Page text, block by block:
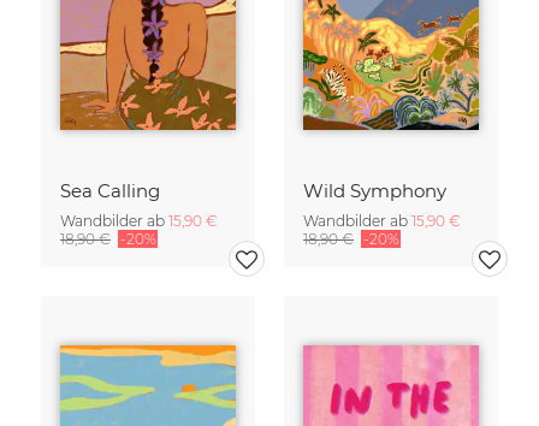
Sea Calling
Wandbilder ab 15,90 €
18,90 € -20%
Wild Symphony
Wandbilder ab 15,90 €
18,90 € -20%